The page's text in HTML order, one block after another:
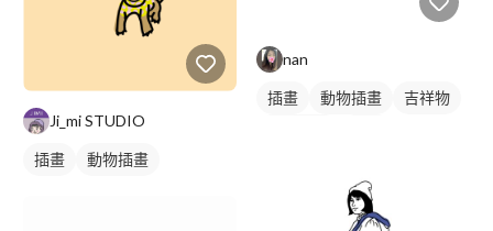
Ji_mi STUDIO
插畫 動物插畫
nan
插畫 動物插畫
吉祥物